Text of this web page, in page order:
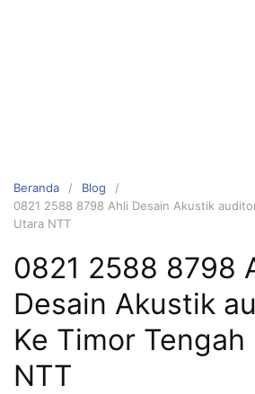
Beranda
Blog
0821 2588 8798 Ahli Desain Akustik
Utara NTT
0821 2588 8798
Desain Akustik
Ke Timor Tengah
NTT